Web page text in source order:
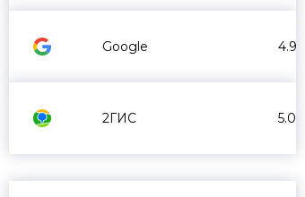
Google 4.9
2ГИС 5.0